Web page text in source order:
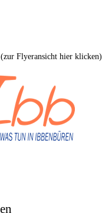
(zur Flyeransicht hier klicken)